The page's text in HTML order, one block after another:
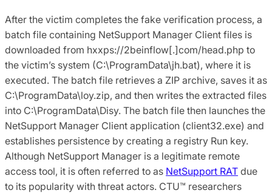
After the victim completes the fake verification process, a
batch file containing NetSupport Manager Client files is
downloaded from hxxps://2beinflow[.]com/head.php to
the victim’s system (C:\ProgramData\jh.bat), where it is
executed. The batch file retrieves a ZIP archive, saves it as
C:\ProgramData\loy.zip, and then writes the extracted files
into C:\ProgramData\Disy. The batch file then launches the
NetSupport Manager Client application (client32.exe) and
establishes persistence by creating a registry Run key.
Although NetSupport Manager is a legitimate remote
access tool, it is often referred to as NetSupport RAT due
to its popularity with threat actors. CTU™ researchers